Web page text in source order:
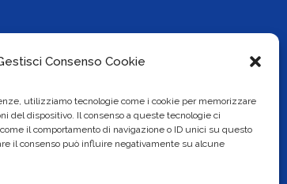
Consenso Cookie
utilizziamo tecnologie come i cookie per memorizzare
del dispositivo. Il consenso a queste tecnologie ci
il comportamento di navigazione o ID unici su questo
il consenso può influire negativamente su alcune